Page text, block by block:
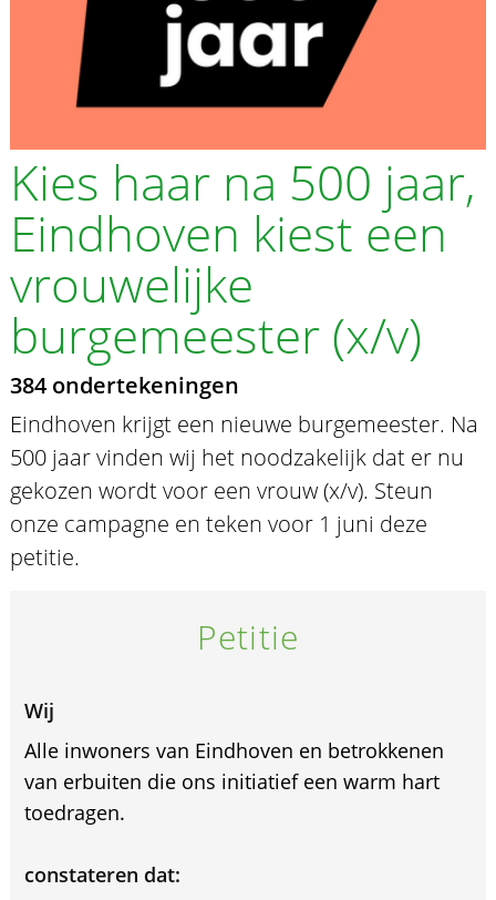
Kies haar na 500 jaar,
Eindhoven kiest een
vrouwelijke
burgemeester (x/v)
384 ondertekeningen
Eindhoven krijgt een nieuwe burgemeester. Na
500 jaar vinden wij het noodzakelijk dat er nu
gekozen wordt voor een vrouw (x/v). Steun
onze campagne en teken voor 1 juni deze
petitie.
Petitie
Wij
Alle inwoners van Eindhoven en betrokkenen
van erbuiten die ons initiatief een warm hart
toedragen.
constateren dat: